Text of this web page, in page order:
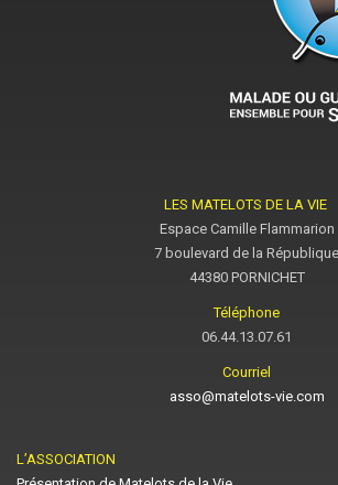
LES MATELOTS DE LA VIE
Espace Camille Flammarion
7 boulevard de la République
44380 PORNICHET
Téléphone
06.44.13.07.61
Courriel
asso@matelots-vie.com
L’ASSOCIATION